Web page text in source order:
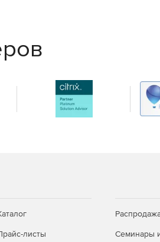
листы Семинары